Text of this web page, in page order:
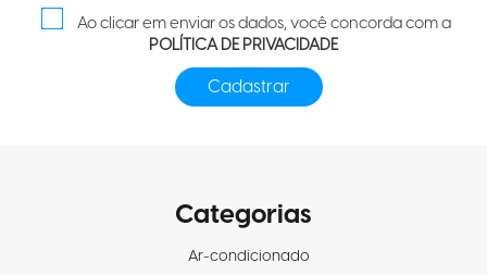
Ao clicar em enviar os dados, você concorda com a
POLÍTICA DE PRIVACIDADE
Categorias
Ar-condicionado